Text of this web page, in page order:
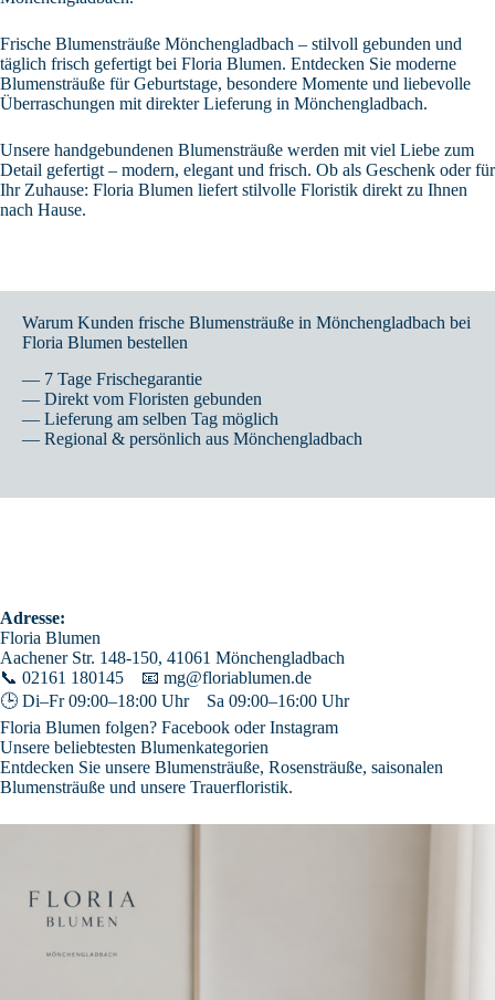
Frische Blumensträuße Mönchengladbach – stilvoll gebunden und
täglich frisch gefertigt bei Floria Blumen. Entdecken Sie moderne
Blumensträuße für Geburtstage, besondere Momente und liebevolle
Überraschungen mit direkter Lieferung in Mönchengladbach.
Unsere handgebundenen Blumensträuße werden mit viel Liebe zum
Detail gefertigt – modern, elegant und frisch. Ob als Geschenk oder für
Ihr Zuhause: Floria Blumen liefert stilvolle Floristik direkt zu Ihnen
nach Hause.
Warum Kunden frische Blumensträuße in Mönchengladbach bei
Floria Blumen bestellen
— 7 Tage Frischegarantie
— Direkt vom Floristen gebunden
— Lieferung am selben Tag möglich
— Regional & persönlich aus Mönchengladbach
Adresse:
Floria Blumen
Aachener Str. 148-150, 41061 Mönchengladbach
📞 02161 180145 📧 mg@floriablumen.de
🕒 Di–Fr 09:00–18:00 Uhr Sa 09:00–16:00 Uhr
Floria Blumen folgen? Facebook oderInstagram
Unsere beliebtesten Blumenkategorien
Entdecken Sie unsere Blumensträuße, Rosensträuße, saisonalen
Blumensträuße und unsere Trauerfloristik.